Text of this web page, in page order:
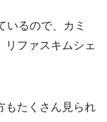
いるので、カミ
リファスキムシェ
もたくさん見られ